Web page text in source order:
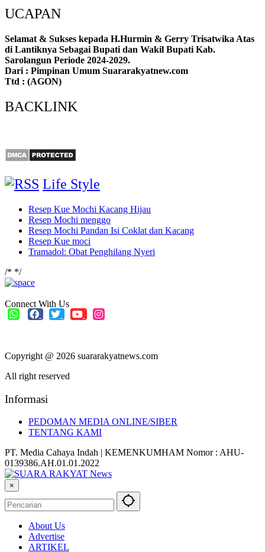
UCAPAN
Selamat & Sukses kepada H.Hurmin & Gerry Trisatwika Atas
di Lantiknya Sebagai Bupati dan Wakil Bupati Kab.
Sarolangun Periode 2024-2029.
Dari : Pimpinan Umum Suararakyatnew.com
Ttd : (AGON)
BACKLINK
Life Style
Resep Kue Mochi Kacang Hijau
Resep Mochi menggo
Resep Mochi Pandan Isi Coklat dan Kacang
Resep Kue moci
Tramadol: Obat Penghilang Nyeri
/* */
Connect With Us
Copyright @ 2026 suararakyatnews.com
All right reserved
Informasi
PEDOMAN MEDIA ONLINE/SIBER
TENTANG KAMI
PT. Media Cahaya Indah | KEMENKUMHAM Nomor : AHU-
0139386.AH.01.01.2022
×
About Us
Advertise
ARTIKEL